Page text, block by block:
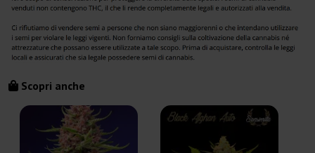
Scopri anche